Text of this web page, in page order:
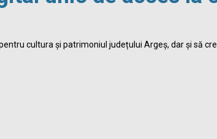
cultura și patrimoniul județului Argeș, dar și să